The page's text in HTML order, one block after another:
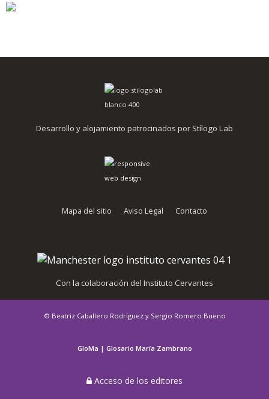
Desarrollo y alojamiento patrocinados por Stílogo Lab
Mapa del sitio Aviso Legal Contacto
Con la colaboración del Instituto Cervantes
© Beatriz Caballero Rodríguez y Sergio Romero Bueno
GloMa | Glosario María Zambrano
Acceso de los editores